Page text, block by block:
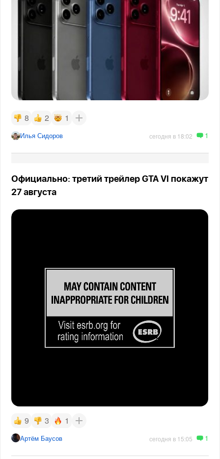
8 2 1
Илья Сидоров сегодня в 18:02 1
Официально: третий трейлер GTA VI покажут
27 августа
9 3 1
Артём Баусов сегодня в 15:05 1